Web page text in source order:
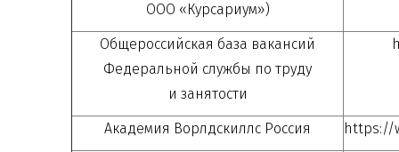
ООО «Курсариум»)
Общероссийская база вакансий
Федеральной службы по труду
и занятости
Академия Ворлдскиллс Россия https://